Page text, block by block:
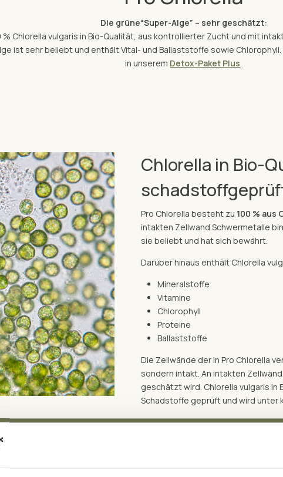
Die grüne“Super-Alge” – sehr geschätzt:
% Chlorella vulgaris in Bio-Qualität, aus kontrollierter Zucht und mit
ist sehr beliebt und enthält Vital- und Ballaststoffe sowie
in unserem Detox-Paket Plus.
Chlorella in Bio-
Pro Chlorella besteht zu 100 % aus
intakten Zellwand Schwermetalle
sie beliebt und hat sich bewährt.
Darüber hinaus enthält Chlorella
Mineralstoffe
Vitamine
Chlorophyll
Proteine
Ballaststoffe
Die Zellwände der in Pro Chlorella
sondern intakt. An intakten
geschätzt wird. Chlorella vulgaris
Schadstoffe geprüft und wird unter